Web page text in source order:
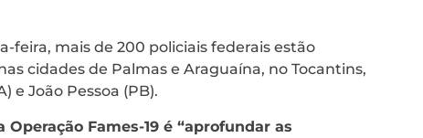
feira, mais de 200 policiais federais estão
cidades de Palmas e Araguaína, no Tocantins,
e João Pessoa (PB).
Fames-19 é “aprofundar as